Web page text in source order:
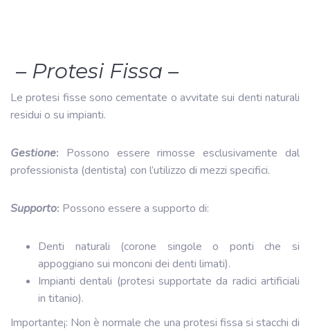
– Protesi Fissa –
Le protesi fisse sono cementate o avvitate sui denti naturali
residui o su impianti.
Gestione: Possono essere rimosse esclusivamente dal
professionista (dentista) con l’utilizzo di mezzi specifici.
Supporto: Possono essere a supporto di:
Denti naturali (corone singole o ponti che si
appoggiano sui monconi dei denti limati).
Impianti dentali (protesi supportate da radici artificiali
in titanio).
Importante¡: Non è normale che una protesi fissa si stacchi di